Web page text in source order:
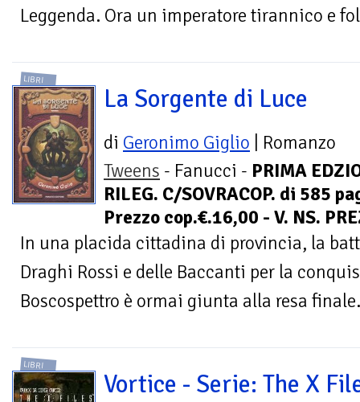
Leggenda. Ora un imperatore tirannico e
LIBRI
La Sorgente di Luce
di Geronimo Giglio | Romanzo
Tweens - Fanucci - PRIMA
RILEG. C/SOVRACOP. di 585
Prezzo cop.€.16,00 - V. NS.
In una placida cittadina di provincia, la
Draghi Rossi e delle Baccanti per la
Boscospettro è ormai giunta alla resa
LIBRI
Vortice - Serie: The X